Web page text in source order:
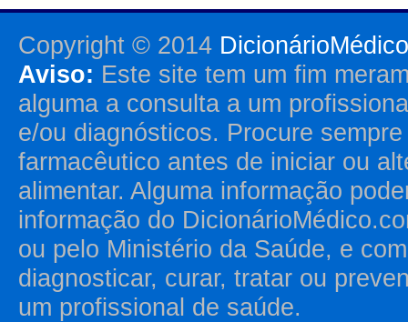
Copyright © 2014
Aviso: Este site tem um fim
alguma a consulta a um
e/ou diagnósticos. Procure
farmacêutico antes de iniciar ou
alimentar. Alguma informação
informação do
ou pelo Ministério da Saúde, e
diagnosticar, curar, tratar ou
um profissional de saúde.